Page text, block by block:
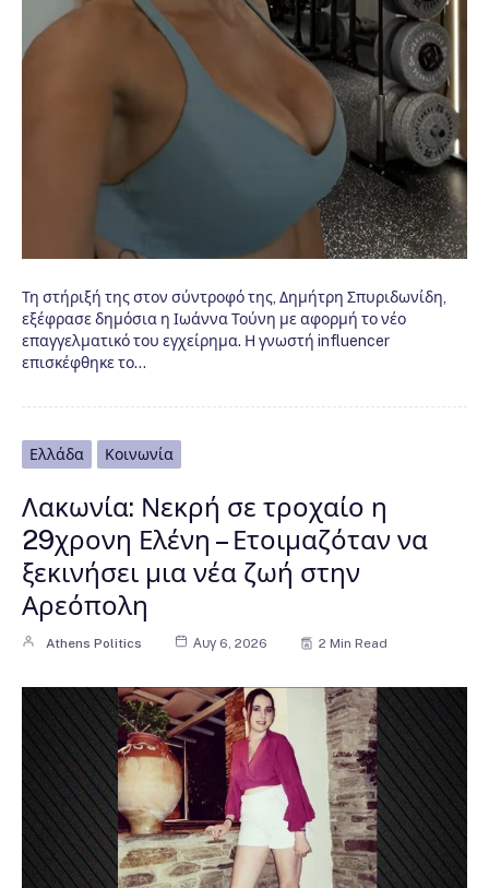
Τη στήριξή της στον σύντροφό της, Δημήτρη Σπυριδωνίδη,
εξέφρασε δημόσια η Ιωάννα Τούνη με αφορμή το νέο
επαγγελματικό του εγχείρημα. Η γνωστή influencer
επισκέφθηκε το…
Ελλάδα Κοινωνία
Λακωνία: Νεκρή σε τροχαίο η
29χρονη Ελένη – Ετοιμαζόταν να
ξεκινήσει μια νέα ζωή στην
Αρεόπολη
Athens Politics Αυγ 6, 2026 2 Min Read